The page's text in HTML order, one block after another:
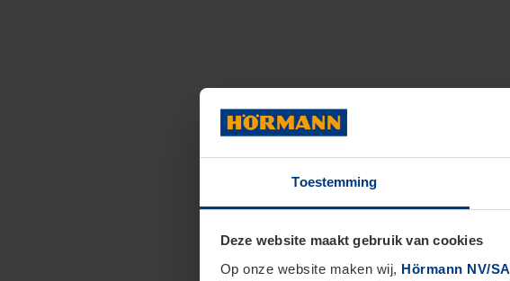
Toestemming
Deze website maakt gebruik van cookies
Op onze website maken wij, Hörmann NV/SA